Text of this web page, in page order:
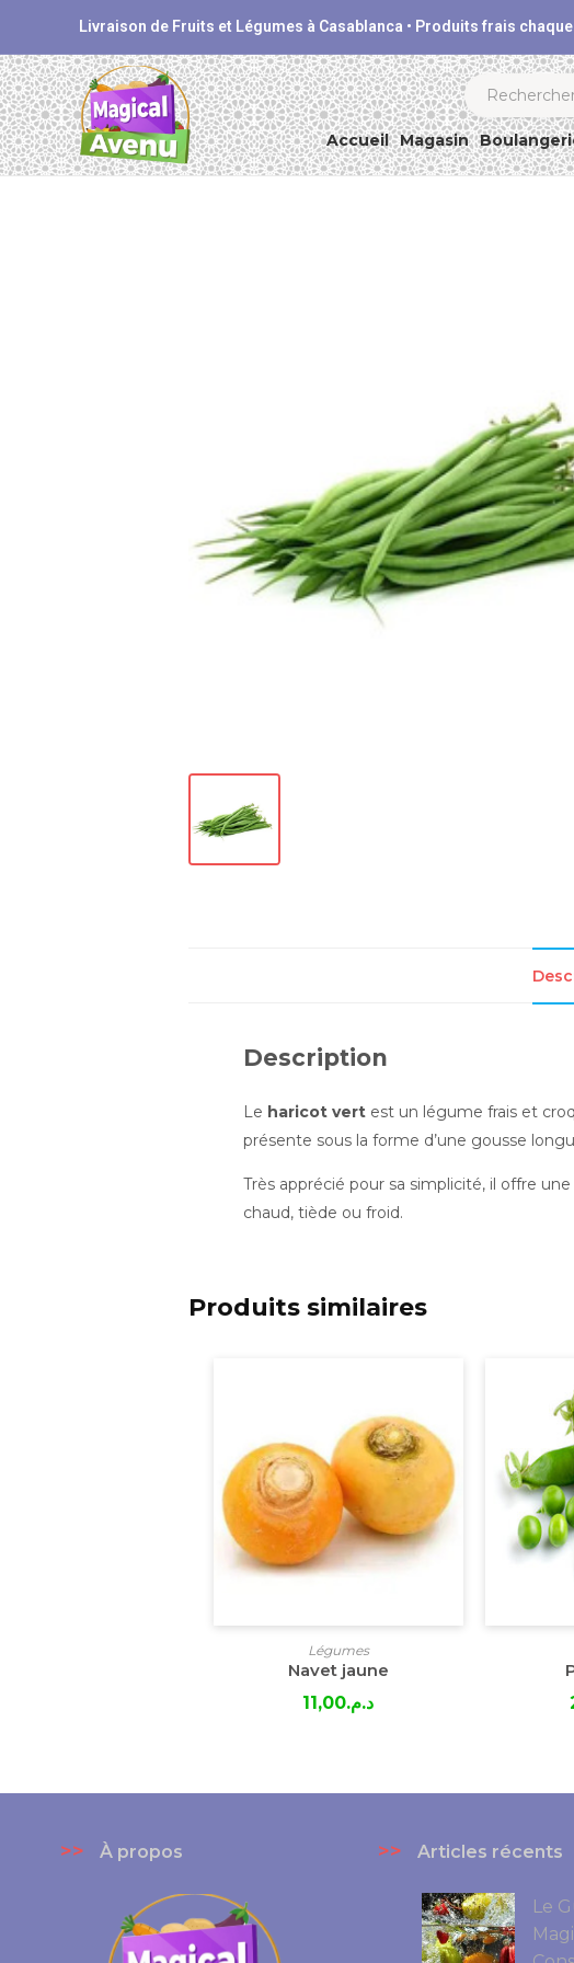
Livraison de Fruits et Légumes à Casablanca • Produits frais
Rechercher
Accueil Magasin
Description
Le haricot vert est un légume frais et
présente sous la forme d’une gousse
Très apprécié pour sa simplicité, il offre
chaud, tiède ou froid.
Produits similaires
Légumes
Navet jaune
د.م.11,00
>> À propos >> Articles récents
Le